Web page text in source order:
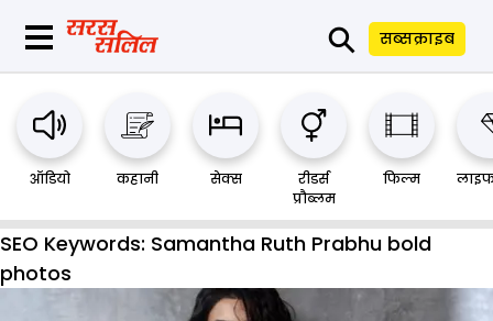
⚲ सब्सक्राइब
ऑडियो कहानी सेक्स
रीडर्स
प्रौब्लम
फिल्म
SEO Keywords: Samantha Ruth Prabhu bold
photos